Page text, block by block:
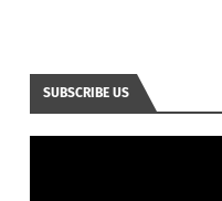
SUBSCRIBE US